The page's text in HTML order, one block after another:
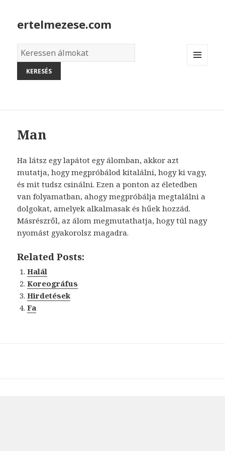
ertelmezese.com
Álmok
szótára
Man
Ha látsz egy lapátot egy álomban, akkor azt
mutatja, hogy megpróbálod kitalálni, hogy ki vagy,
és mit tudsz csinálni. Ezen a ponton az életedben
van folyamatban, ahogy megpróbálja megtalálni a
dolgokat, amelyek alkalmasak és hűek hozzád.
Másrészről, az álom megmutathatja, hogy túl nagy
nyomást gyakorolsz magadra.
Related Posts:
Halál
Koreográfus
Hirdetések
Fa